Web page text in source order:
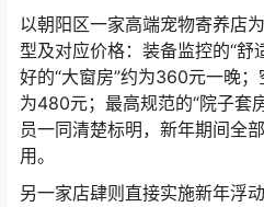
以朝阳区一家高端宠物寄养店
型及对应价格：装备监控的“
好的“大窗房”约为360元一晚
为480元；最高规范的“院子套
员一同清楚标明，新年期间全
用。
另一家店肆则直接实施新年浮